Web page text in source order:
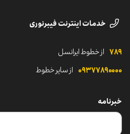
خدمات اینترنت فیبرنوری
۷۸۹ از خطوط ایرانسل
۰۹۳۷۷۸۹۰۰۰۰ از سایر خطوط
خبرنامه